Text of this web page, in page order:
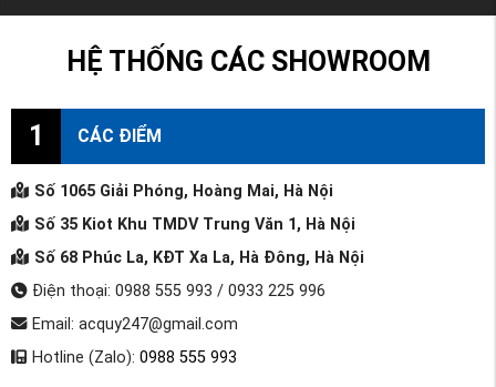
HỆ THỐNG CÁC SHOWROOM
1 CÁC ĐIỂM
Số 1065 Giải Phóng, Hoàng Mai, Hà Nội
Số 35 Kiot Khu TMDV Trung Văn 1, Hà Nội
Số 68 Phúc La, KĐT Xa La, Hà Đông, Hà Nội
Điện thoại: 0988 555 993 / 0933 225 996
Email: acquy247@gmail.com
Hotline (Zalo): 0988 555 993